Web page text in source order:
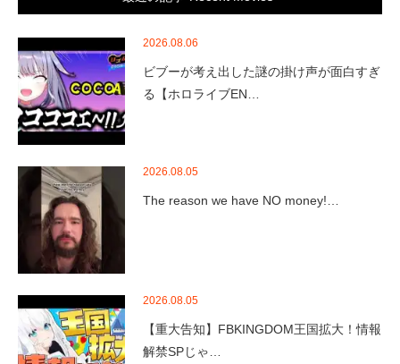
2026.08.06
ビブーが考え出した謎の掛け声が面白すぎ
る【ホロライブEN…
2026.08.05
The reason we have NO money!…
2026.08.05
【重大告知】FBKINGDOM王国拡大！情報
解禁SPじゃ…